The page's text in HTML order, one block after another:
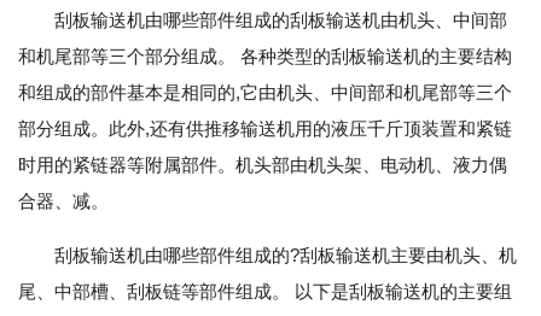
刮板输送机由哪些部件组成的刮板输送机由机头、中间部
和机尾部等三个部分组成。 各种类型的刮板输送机的主要结构
和组成的部件基本是相同的,它由机头、中间部和机尾部等三个
部分组成。此外,还有供推移输送机用的液压千斤顶装置和紧链
时用的紧链器等附属部件。机头部由机头架、电动机、液力偶
合器、减。
刮板输送机由哪些部件组成的?刮板输送机主要由机头、机
尾、中部槽、刮板链等部件组成。 以下是刮板输送机的主要组